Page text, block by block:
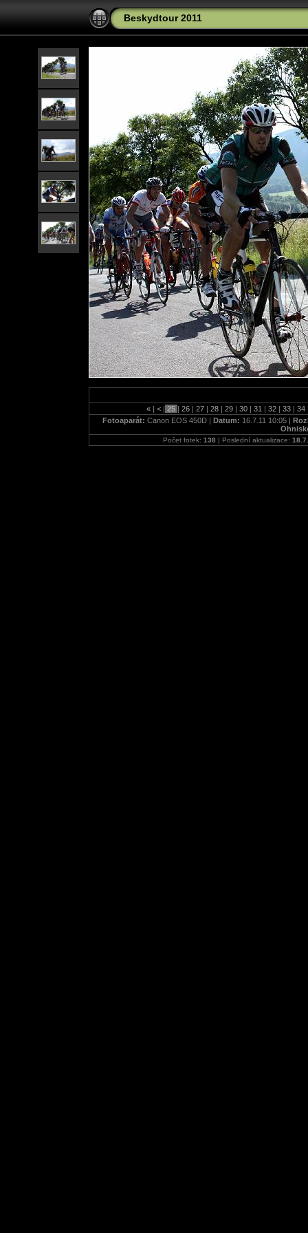
Beskydtour 2011
« | < | 25 | 26 | 27 | 28 | 29 | 30 | 31 | 32 | 33 | 34
Fotoaparát: Canon EOS 450D | Datum: 16.7.11 10:05 |
Počet fotek: 138 | Poslední aktualizace: